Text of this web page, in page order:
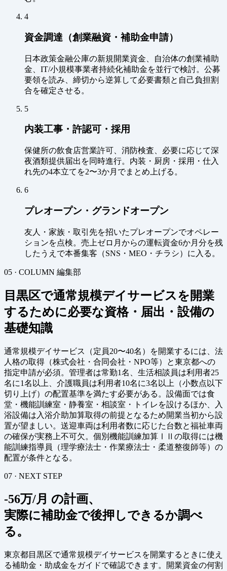
4
資金調達（創業融資・補助金申請）
日本政策金融公庫の新規開業資金、自治体の創業補助
金、IT/小規模事業者持続化補助金を並行で検討。公募
要領を読み、締切から逆算して必要書類と自己負担割
合を確定させる。
5
内装工事・許認可・採用
保健所の飲食店営業許可、消防検査、必要に応じて深
夜酒類提供届出を同時進行。内装・厨房・採用・仕入
れ先の4本立てを2〜3か月でまとめ上げる。
6
プレオープン・グランドオープン
友人・家族・取引先を招いたプレオープンでオペレー
ションを点検。売上ゼロ月からの運転資金6か月分を残
したうえで本番集客（SNS・MEO・チラシ）に入る。
05 · COLUMN 編集部
目黒区で通常規模デイサービスを開業
するために必要な資格・届出・設備の
基礎知識
通常規模デイサービス（定員20〜40名）を開業するには、法
人格の取得（株式会社・合同会社・NPO等）と東京都への
指定申請が必須。管理者は常勤1名、生活相談員は利用者25
名に1名以上、介護職員は利用者10名に3名以上（小数点以下
切り上げ）の配置基準を満たす必要がある。設備面では食
堂・機能訓練室・静養室・相談室・トイレを設けるほか、入
浴設備は入浴介助加算取得の前提となるため開業当初から設
置が望ましい。送迎車両は利用者数に応じた台数と福祉車両
の確保が実務上不可欠。個別機能訓練加算ⅠⅡの取得には機
能訓練指導員（理学療法士・作業療法士・柔道整復師等）の
配置が条件となる。
07 · NEXT STEP
-56万/月 の計画、
実際に補助金で後押しできるか調べ
る。
東京都目黒区で通常規模デイサービスを開業するときに使え
る補助金・助成金をガイドで確認できます。開業資金の何割